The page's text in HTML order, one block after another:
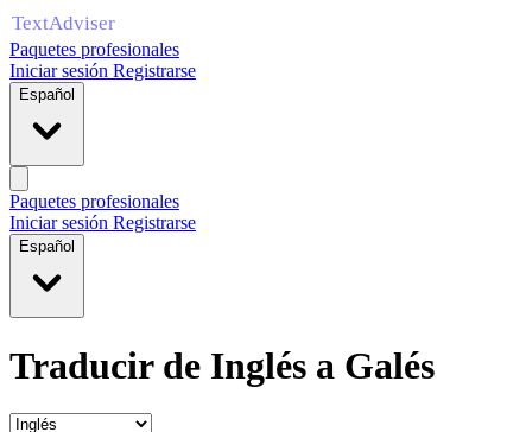
Paquetes profesionales
Iniciar sesión Registrarse
Español
Paquetes profesionales
Iniciar sesión Registrarse
Español
Traducir de Inglés a Galés